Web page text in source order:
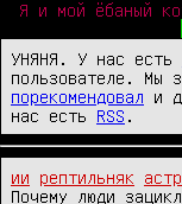
Я и мой ёбаный
УНЯНЯ. У нас есть
пользователе. Мы
порекомендовал и
нас есть RSS
ии рептильняк
Почему люди